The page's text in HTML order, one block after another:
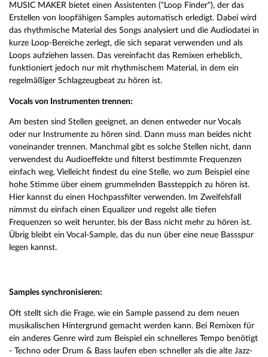
MUSIC MAKER bietet einen Assistenten ("Loop Finder"), der das
Erstellen von loopfähigen Samples automatisch erledigt. Dabei wird
das rhythmische Material des Songs analysiert und die Audiodatei in
kurze Loop-Bereiche zerlegt, die sich separat verwenden und als
Loops aufziehen lassen. Das vereinfacht das Remixen erheblich,
funktioniert jedoch nur mit rhythmischem Material, in dem ein
regelmäßiger Schlagzeugbeat zu hören ist.
Vocals von Instrumenten trennen:
Am besten sind Stellen geeignet, an denen entweder nur Vocals
oder nur Instrumente zu hören sind. Dann muss man beides nicht
voneinander trennen. Manchmal gibt es solche Stellen nicht, dann
verwendest du Audioeffekte und filterst bestimmte Frequenzen
einfach weg. Vielleicht findest du eine Stelle, wo zum Beispiel eine
hohe Stimme über einem grummelnden Bassteppich zu hören ist.
Hier kannst du einen Hochpassfilter verwenden. Im Zweifelsfall
nimmst du einfach einen Equalizer und regelst alle tiefen
Frequenzen so weit herunter, bis der Bass nicht mehr zu hören ist.
Übrig bleibt ein Vocal-Sample, das du nun über eine neue Bassspur
legen kannst.
Samples synchronisieren:
Oft stellt sich die Frage, wie ein Sample passend zu dem neuen
musikalischen Hintergrund gemacht werden kann. Bei Remixen für
ein anderes Genre wird zum Beispiel ein schnelleres Tempo benötigt
- Techno oder Drum & Bass laufen eben schneller als die alte Jazz-